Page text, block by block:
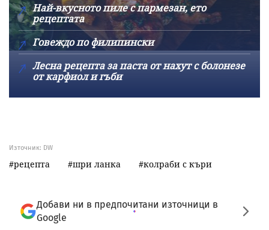
Най-вкусното пиле с пармезан, ето
рецептата
Говеждо по филипински
Лесна рецепта за паста от нахут с болонезе
от карфиол и гъби
Източник: DW
рецепта шри ланка колраби с къри
Добави ни в предпочитани източници в
Google